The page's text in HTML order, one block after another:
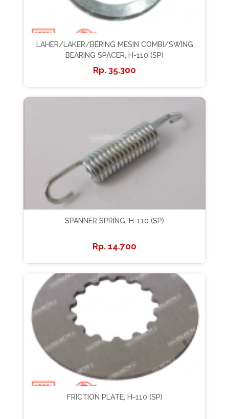
LAHER/LAKER/BERING MESIN COMBI/SWING
BEARING SPACER, H-110 (SP)
35.300
SPANNER SPRING, H-110 (SP)
14.700
FRICTION PLATE, H-110 (SP)